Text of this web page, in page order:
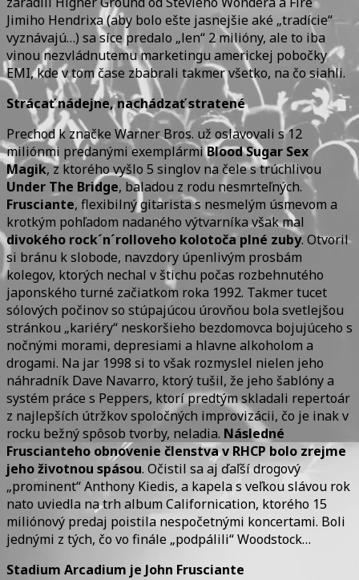
Jimiho Hendrixa (aby bolo ešte jasnejšie aké „tradície“
vyznávajú…) sa síce predalo „len“ 2 milióny, ale to iba
vinou nezvládnutemu marketingu americkej pobočky
EMI, kde v tom čase zbabrali takmer všetko, na čo siahli.
Strácať nádejne, nachádzať stratené
Prechod k značke Warner Bros. už oslavovali s 12
miliónmi predanými exemplármiBlood Sugar Sex
Magik, z ktorého vyšlo 5 singlov na čele s trúchlivou
Under The Bridge, baladou z rodu nesmrteľných.
Frusciante, flexibilný gitarista s nesmelým úsmevom a
krotkým pohľadom nadaného výtvarníka však mal
divokého rock´n´rolloveho kolotoča plné zuby. Otvoril
si bránu k slobode, navzdory úpenlivým prosbám
kolegov, ktorých nechal v štichu počas rozbehnutého
japonského turné začiatkom roka 1992. Takmer tucet
sólových počinov so stúpajúcou úrovňou bola svetlejšou
stránkou „kariéry“ neskoršieho bezdomovca bojujúceho s
nočnými morami, depresiami a hlavne alkoholom a
drogami. Na jar 1998 si to však rozmyslel nielen jeho
náhradník Dave Navarro, ktorý tušil, že jeho šablóny a
systém práce s Peppers, ktorí predtým skladali repertoár
z najlepších útržkov spoločných improvizácii, čo je inak v
rocku bežný spôsob tvorby, neladia. Následné
Fruscianteho obnovenie členstva v RHCP bolo zrejme
jeho životnou spásou. Očistil sa aj ďaľší drogový
„prominent“ Anthony Kiedis, a kapela s veľkou slávou rok
nato uviedla na trh album Californication, ktorého 15
miliónový predaj poistila nespočetnými koncertami. Boli
jednými z tých, čo vo finále „podpálili“ Woodstock…
Stadium Arcadium je John Frusciante